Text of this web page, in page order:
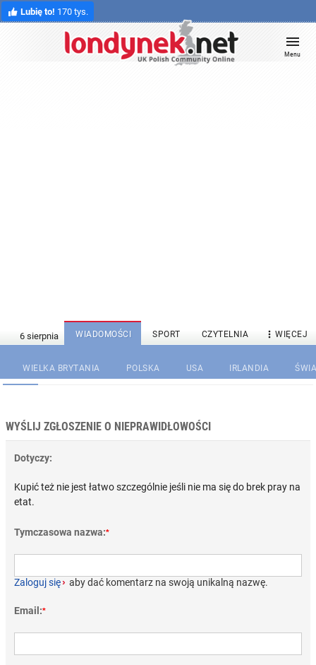
Lubię to! 170 tys.
Menu
WIADOMOŚCI SPORT CZYTELNIA  WIĘCEJ
WIELKA BRYTANIA POLSKA USA IRLANDIA
WYŚLIJ ZGŁOSZENIE O NIEPRAWIDŁOWOŚCI
Dotyczy:
Kupić też nie jest łatwo szczególnie jeśli nie ma się do brek pray na
etat.
Tymczasowa nazwa:*
Zaloguj się› aby dać komentarz na swoją unikalną nazwę.
Email:*